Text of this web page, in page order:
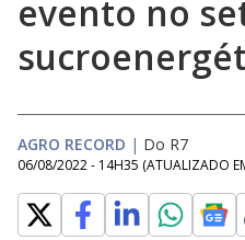
evento no
AGRO RECORD | Do R7
06/08/2022 - 14H35 (ATUALIZADO